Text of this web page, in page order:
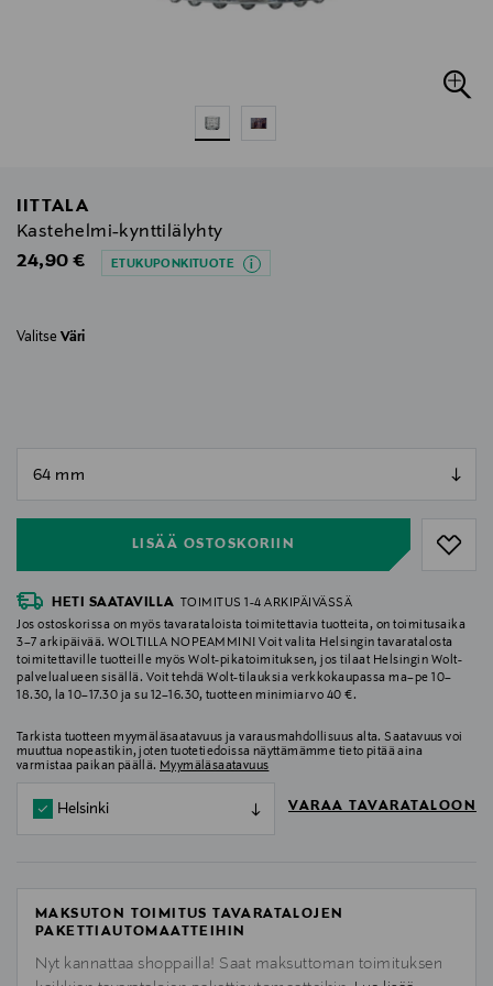
IITTALA
Kastehelmi-kynttilälyhty
Original Price
24,90 € ETUKUPONKITUOTE
Valitse Väri
LISÄÄ OSTOSKORIIN
HETI SAATAVILLA
TOIMITUS 1-4 ARKIPÄIVÄSSÄ
Jos ostoskorissa on myös tavarataloista toimitettavia tuotteita, on toimitusaika
3–7 arkipäivää. WOLTILLA NOPEAMMIN! Voit valita Helsingin tavaratalosta
toimitettaville tuotteille myös Wolt-pikatoimituksen, jos tilaat Helsingin Wolt-
palvelualueen sisällä. Voit tehdä Wolt-tilauksia verkkokaupassa ma–pe 10–
18.30, la 10–17.30 ja su 12–16.30, tuotteen minimiarvo 40 €.
Tarkista tuotteen myymäläsaatavuus ja varausmahdollisuus alta. Saatavuus voi
muuttua nopeastikin, joten tuotetiedoissa näyttämämme tieto pitää aina
varmistaa paikan päällä. Myymäläsaatavuus
Helsinki VARAA TAVARATALOON
MAKSUTON TOIMITUS TAVARATALOJEN
PAKETTIAUTOMAATTEIHIN
Nyt kannattaa shoppailla! Saat maksuttoman toimituksen